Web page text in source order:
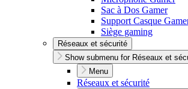
Sac à Dos Gamer
Support Casque
Siège gaming
Réseaux et sécurité
Show submenu for Réseaux et
Menu
Réseaux et sécurité